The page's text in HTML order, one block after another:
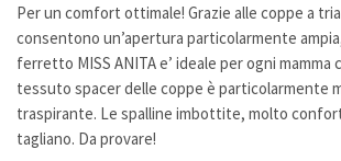
originale
era:
53,90€.
attuale
è:
49,00€.
Per un comfort ottimale! Grazie alle coppe a
consentono un’apertura particolarmente
ferretto MISS ANITA e’ ideale per ogni mamma
tessuto spacer delle coppe è particolarmente
traspirante. Le spalline imbottite, molto
tagliano. Da provare!